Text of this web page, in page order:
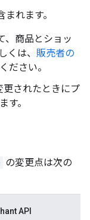
れます。
、商品とショッ
くは、 販売者の
ださい。
更されたときにプ
す。
の変更点は次の
API